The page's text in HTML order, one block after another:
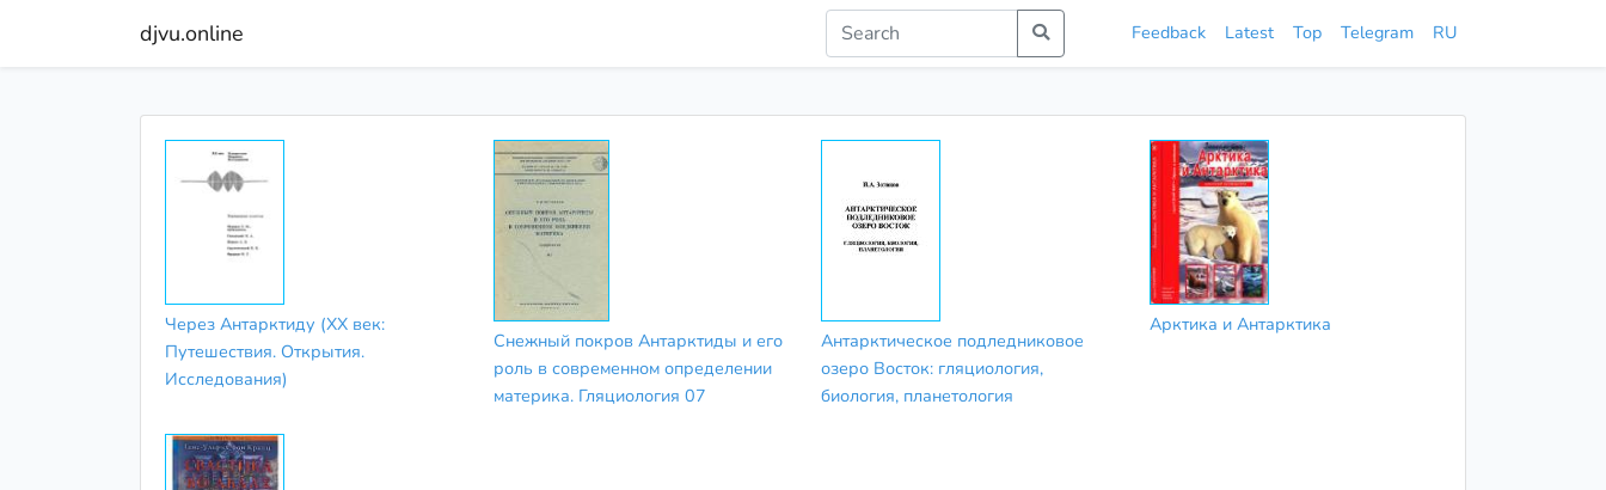
djvu.online Feedback Latest Top Telegram RU
Через Антарктиду (XX век:
Путешествия. Открытия.
Исследования)
Снежный покров Антарктиды и его
роль в современном определении
материка. Гляциология 07
Антарктическое подледниковое
озеро Восток: гляциология,
биология, планетология
Арктика и Антарктика